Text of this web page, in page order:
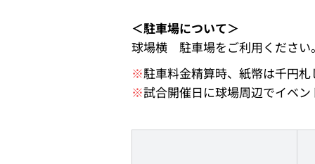
＜駐車場について＞
球場横 駐車場をご利用ください
※駐車料金精算時、紙幣は千円
※試合開催日に球場周辺でイベ